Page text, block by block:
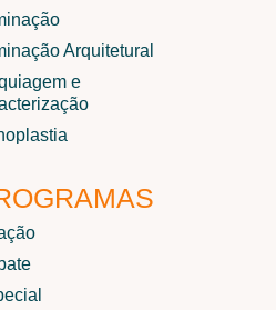
Arquitetural
e